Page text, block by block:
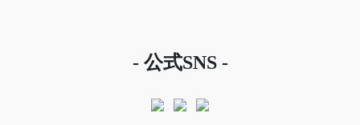
- 公式SNS -